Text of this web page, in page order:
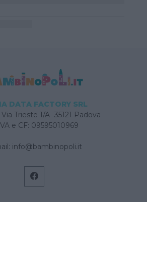
DATA FACTORY SRL
Trieste 1/A- 35121 Padova
e CF: 09595010969
info@bambinopoli.it